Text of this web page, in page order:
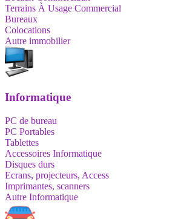
Terrains À Usage Commercial
Bureaux
Colocations
Autre immobilier
Informatique
PC de bureau
PC Portables
Tablettes
Accessoires Informatique
Disques durs
Ecrans, projecteurs, Access
Imprimantes, scanners
Autre Informatique